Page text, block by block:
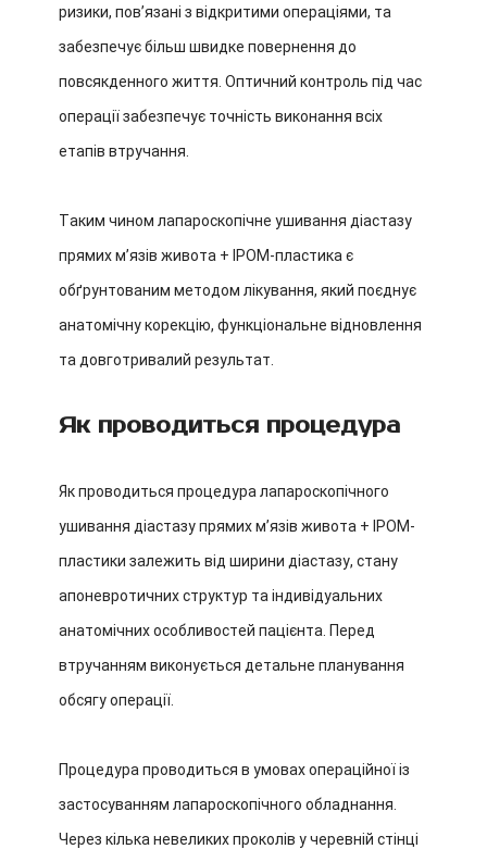
ризики, пов’язані з відкритими операціями, та
забезпечує більш швидке повернення до
повсякденного життя. Оптичний контроль під час
операції забезпечує точність виконання всіх
етапів втручання.
Таким чином лапароскопічне ушивання діастазу
прямих м’язів живота + IPOM-пластика є
обґрунтованим методом лікування, який поєднує
анатомічну корекцію, функціональне відновлення
та довготривалий результат.
Як проводиться процедура
Як проводиться процедура лапароскопічного
ушивання діастазу прямих м’язів живота + IPOM-
пластики залежить від ширини діастазу, стану
апоневротичних структур та індивідуальних
анатомічних особливостей пацієнта. Перед
втручанням виконується детальне планування
обсягу операції.
Процедура проводиться в умовах операційної із
застосуванням лапароскопічного обладнання.
Через кілька невеликих проколів у черевній стінці